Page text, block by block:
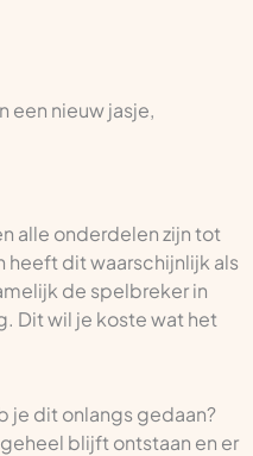
een nieuw jasje,
alle onderdelen zijn tot
heeft dit waarschijnlijk als
de spelbreker in
Dit wil je koste wat het
je dit onlangs gedaan?
blijft ontstaan en er